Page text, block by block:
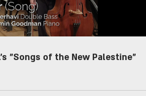
"Songs of the New Palestine"